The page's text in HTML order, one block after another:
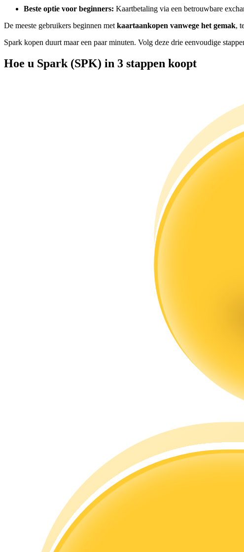
Kopiëren Handel
Sluit je aan bij top traders
Big data-analyse inclusief handelsinformatie, enz.
Leer hoe u winstgevend kunt blijven
Beste optie voor beginners: Kaartbetaling via een betrouwbare
De meeste gebruikers beginnen met kaartaankopen vanwege het gemak,
Spark kopen duurt maar een paar minuten. Volg deze drie eenvoudige
Hoe u Spark (SPK) in 3 stappen koopt